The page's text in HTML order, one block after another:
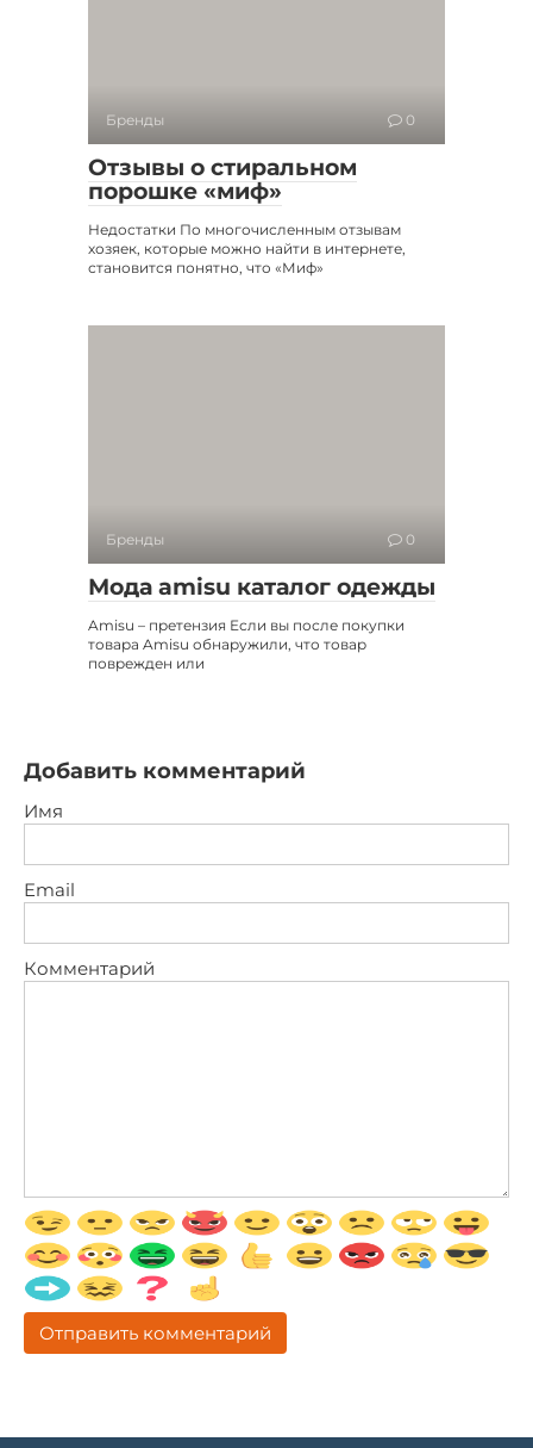
Бренды 0
Отзывы о стиральном
порошке «миф»
Недостатки По многочисленным отзывам
хозяек, которые можно найти в интернете,
становится понятно, что «Миф»
Бренды 0
Мода amisu каталог одежды
Amisu – претензия Если вы после покупки
товара Amisu обнаружили, что товар
поврежден или
Добавить комментарий
Имя
Email
Комментарий